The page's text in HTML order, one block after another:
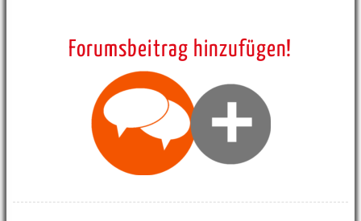
Forumsbeitrag hinzufügen!